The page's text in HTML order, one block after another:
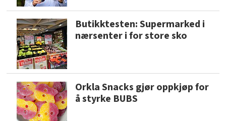
Butikktesten: Supermarked i
nærsenter i for store sko
Orkla Snacks gjør oppkjøp for
å styrke BUBS